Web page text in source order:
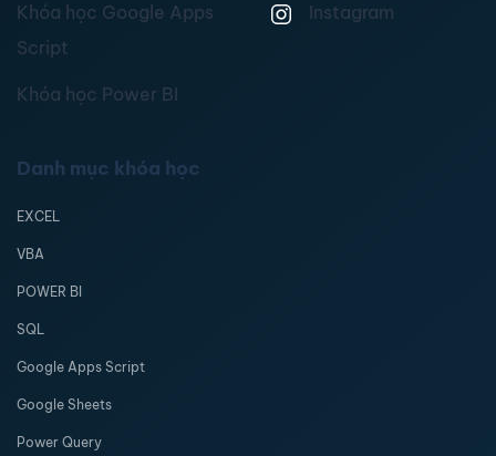
Khóa học Google Apps
Script
Khóa học Power BI
Instagram
Danh mục khóa học
EXCEL
VBA
POWER BI
SQL
Google Apps Script
Google Sheets
Power Query